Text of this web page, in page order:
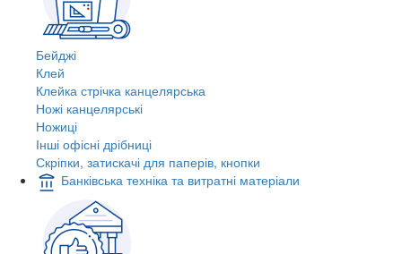
Бейджі
Клей
Клейка стрічка канцелярська
Ножі канцелярські
Ножиці
Інші офісні дрібниці
Скріпки, затискачі для паперів, кнопки
Банківська техніка та витратні матеріали